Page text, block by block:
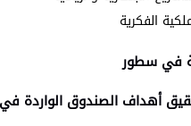
الفكرية
في سطور
في المادة (3) من نظام صندوق دعم البحث العلمي والابتكار رقم